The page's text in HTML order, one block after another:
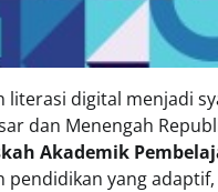
digital menjadi
dan Menengah
Akademik
yang